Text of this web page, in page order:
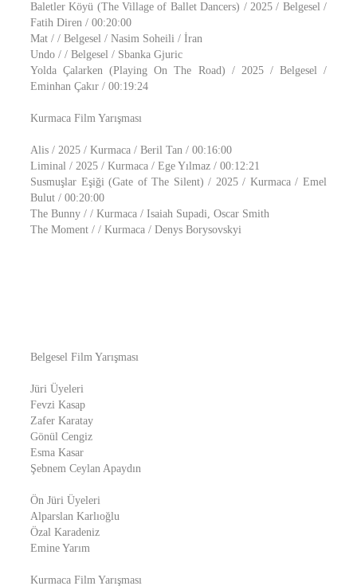
Baletler Köyü (The Village of Ballet Dancers) / 2025 / Belgesel /
Fatih Diren / 00:20:00
Mat / / Belgesel / Nasim Soheili / İran
Undo / / Belgesel / Sbanka Gjuric
Yolda Çalarken (Playing On The Road) / 2025 / Belgesel /
Eminhan Çakır / 00:19:24
Kurmaca Film Yarışması
Alis / 2025 / Kurmaca / Beril Tan / 00:16:00
Liminal / 2025 / Kurmaca / Ege Yılmaz / 00:12:21
Susmuşlar Eşiği (Gate of The Silent) / 2025 / Kurmaca / Emel
Bulut / 00:20:00
The Bunny / / Kurmaca / Isaiah Supadi, Oscar Smith
The Moment / / Kurmaca / Denys Borysovskyi
Belgesel Film Yarışması
Jüri Üyeleri
Fevzi Kasap
Zafer Karatay
Gönül Cengiz
Esma Kasar
Şebnem Ceylan Apaydın
Ön Jüri Üyeleri
Alparslan Karlıoğlu
Özal Karadeniz
Emine Yarım
Kurmaca Film Yarışması